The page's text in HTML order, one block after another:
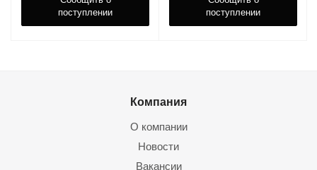
поступлении
поступлении
Компания
О компании
Новости
Вакансии